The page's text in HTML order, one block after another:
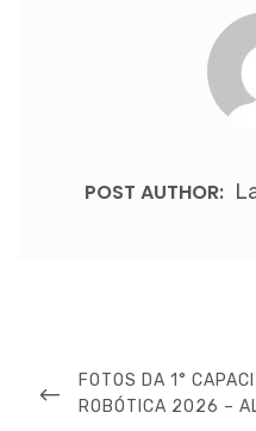
POST AUTHOR:
Post
PREVIOUS
POST
FOTOS DA 1°
ROBÓTICA 2026 –